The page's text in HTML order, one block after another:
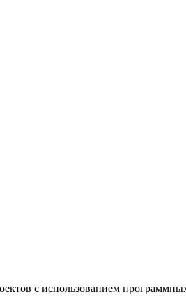
с использованием